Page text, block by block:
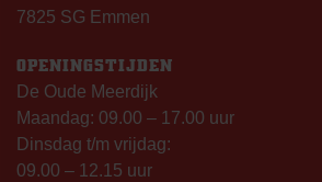
7825 SG Emmen
OPENINGSTIJDEN
De Oude Meerdijk
Maandag: 09.00 – 17.00 uur
Dinsdag t/m vrijdag:
09.00 – 12.15 uur